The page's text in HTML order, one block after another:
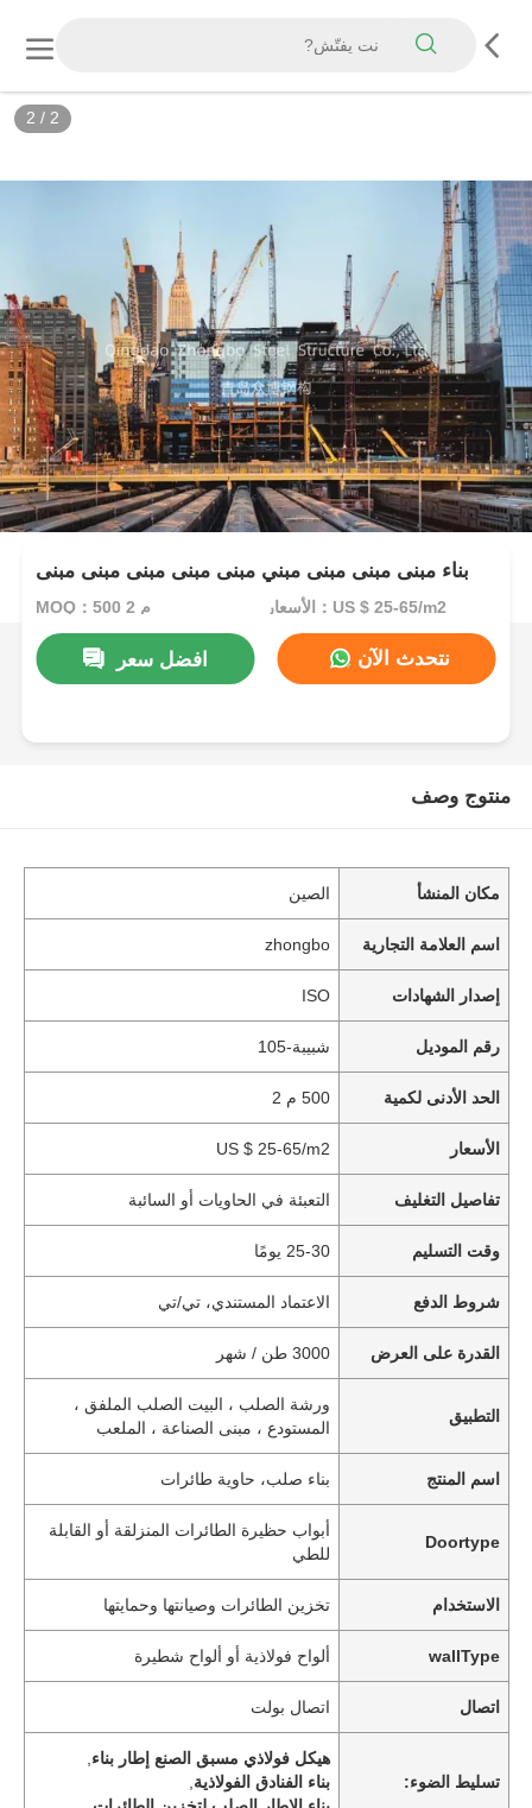
2 / 2
بناء مبنى مبنى مبنى مبني مبنى مبنى مبنى مبنى مبنى
MOQ：500 م 2 الأسعار：US $ 25-65/m2
افضل سعر نتحدث الآن
منتوج وصف
مكان المنشأ الصين
اسم العلامة التجارية zhongbo
إصدار الشهادات ISO
رقم الموديل شبيبة-105
الحد الأدنى لكمية 500 م 2
الأسعار US $ 25-65/m2
تفاصيل التغليف التعبئة في الحاويات أو السائبة
وقت التسليم 25-30 يومًا
شروط الدفع الاعتماد المستندي، تي/تي
القدرة على العرض 3000 طن / شهر
التطبيق
ورشة الصلب ، البيت الصلب الملفق ،
المستودع ، مبنى الصناعة ، الملعب
اسم المنتج بناء صلب، حاوية طائرات
Doortype
أبواب حظيرة الطائرات المنزلقة أو القابلة
للطي
الاستخدام تخزين الطائرات وصيانتها وحمايتها
wallType ألواح فولاذية أو ألواح شطيرة
اتصال اتصال بولت
تسليط الضوء:
هيكل فولاذي مسبق الصنع إطار بناء
بناء الفنادق الفولاذية